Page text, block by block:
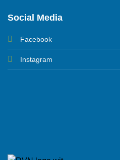
Social Media
Facebook
Instagram